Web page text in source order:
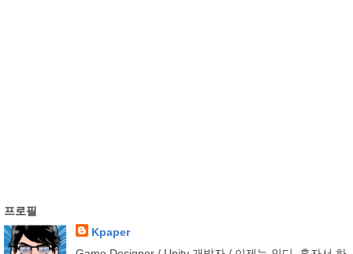
프로필
Kpaper